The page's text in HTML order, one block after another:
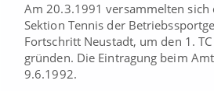
Am 20.3.1991 versammelten
Sektion Tennis der
Fortschritt Neustadt, um den 1.
gründen. Die Eintragung beim
9.6.1992.